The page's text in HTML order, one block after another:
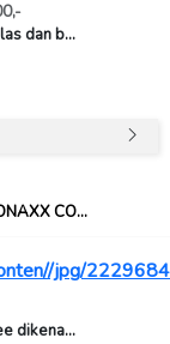
dan b...
CO...
dikena...